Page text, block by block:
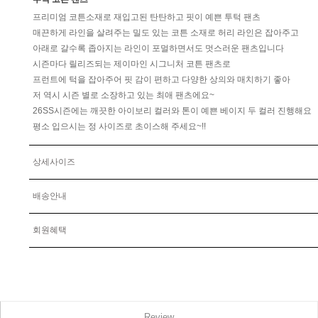
프리미엄 코튼소재로 재입고된 탄탄하고 핏이 예쁜 투턱 팬츠
매끈하게 라인을 살려주는 밀도 있는 코튼 소재로 허리 라인은 잡아주고
아래로 갈수록 좁아지는 라인이 포멀하면서도 멋스러운 팬츠입니다
시즌마다 릴리즈되는 제이마인 시그니처 코튼 팬츠로
프런트에 턱을 잡아주어 핏 감이 편하고 다양한 상의와 매치하기 좋아
저 역시 시즌 별로 소장하고 있는 최애 팬츠에요~
26SS시즌에는 깨끗한 아이보리 컬러와 톤이 예쁜 베이지 두 컬러 진행해요
평소 입으시는 정 사이즈로 초이스해 주세요~!!
상세사이즈
배송안내
회원혜택